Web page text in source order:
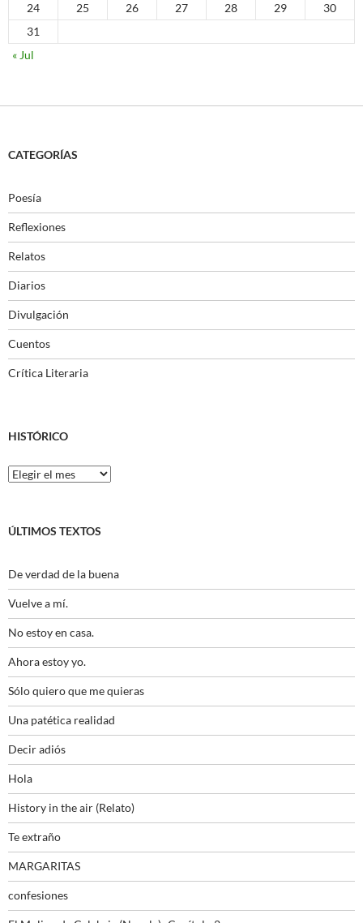
24
25 26 27 28 29
30
31
« Jul
CATEGORÍAS
Poesía
Reflexiones
Relatos
Diarios
Divulgación
Cuentos
Crítica Literaria
HISTÓRICO
Histórico
ÚLTIMOS TEXTOS
De verdad de la buena
Vuelve a mí.
No estoy en casa.
Ahora estoy yo.
Sólo quiero que me quieras
Una patética realidad
Decir adiós
Hola
History in the air (Relato)
Te extraño
MARGARITAS
confesiones